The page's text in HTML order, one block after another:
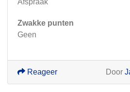
Afspraak
Zwakke punten
Geen
Door
Reageer